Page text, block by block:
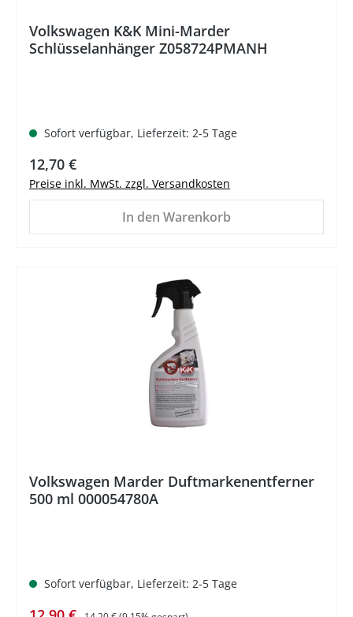
Volkswagen K&K Mini-Marder
Schlüsselanhänger Z058724PMANH
Sofort verfügbar, Lieferzeit: 2-5 Tage
Regulärer Preis:
12,70 €
Preise inkl. MwSt. zzgl. Versandkosten
In den Warenkorb
Volkswagen Marder Duftmarkenentferner
500 ml 000054780A
Sofort verfügbar, Lieferzeit: 2-5 Tage
Regulärer Preis: